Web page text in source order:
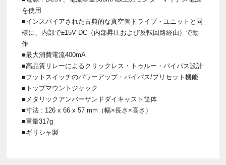
を使用
■インスパイアされた古典的な真空管ドライブ・ユニットと同
様に、内部で±15V DC（内部昇圧および反転回路経由）で動
作
■最大消費電流400mA
■高品質リレーによるクリックレス・トゥルー・バイパス設計
■フットスイッチのパワーアップ・バイパス/プリセット機能
■トップマウントジャック
■メタリックアンバーサンドダイキャスト筐体
■寸法 : 126 x 66 x 57 mm（幅×長さ×高さ）
■重量317g
■ギリシャ製